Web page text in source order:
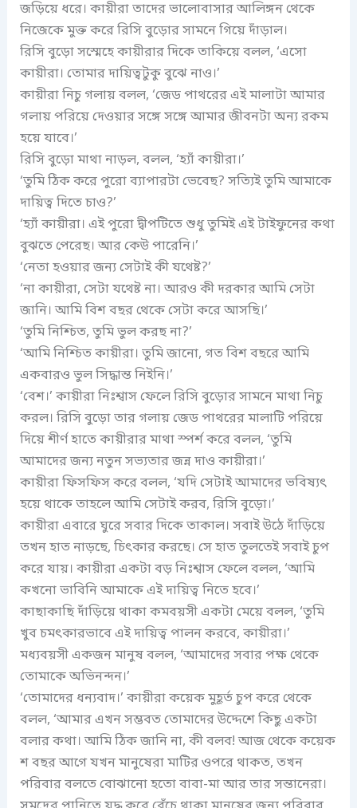
জড়িয়ে ধরে। কায়ীরা তাদের ভালোবাসার আলিঙ্গন থেকে
নিজেকে মুক্ত করে রিসি বুড়োর সামনে গিয়ে দাঁড়াল।
রিসি বুড়ো সস্মেহে কায়ীরার দিকে তাকিয়ে বলল, ‘এসো
কায়ীরা। তোমার দায়িত্বটুকু বুঝে নাও।’
কায়ীরা নিচু গলায় বলল, ‘জেড পাথরের এই মালাটা আমার
গলায় পরিয়ে দেওয়ার সঙ্গে সঙ্গে আমার জীবনটা অন্য রকম
হয়ে যাবে।’
রিসি বুড়ো মাথা নাড়ল, বলল, ‘হ্যাঁ কায়ীরা।’
‘তুমি ঠিক করে পুরো ব্যাপারটা ভেবেছ? সত্যিই তুমি আমাকে
দায়িত্ব দিতে চাও?’
‘হ্যাঁ কায়ীরা। এই পুরো দ্বীপটিতে শুধু তুমিই এই টাইফুনের কথা
বুঝতে পেরেছ। আর কেউ পারেনি।’
‘নেতা হওয়ার জন্য সেটাই কী যথেষ্ট?’
‘না কায়ীরা, সেটা যথেষ্ট না। আরও কী দরকার আমি সেটা
জানি। আমি বিশ বছর থেকে সেটা করে আসছি।’
‘তুমি নিশ্চিত, তুমি ভুল করছ না?’
‘আমি নিশ্চিত কায়ীরা। তুমি জানো, গত বিশ বছরে আমি
একবারও ভুল সিদ্ধান্ত নিইনি।’
‘বেশ।’ কায়ীরা নিঃশ্বাস ফেলে রিসি বুড়োর সামনে মাথা নিচু
করল। রিসি বুড়ো তার গলায় জেড পাথরের মালাটি পরিয়ে
দিয়ে শীর্ণ হাতে কায়ীরার মাথা স্পর্শ করে বলল, ‘তুমি
আমাদের জন্য নতুন সভ্যতার জন্ন দাও কায়ীরা।’
কায়ীরা ফিসফিস করে বলল, ‘যদি সেটাই আমাদের ভবিষ্যৎ
হয়ে থাকে তাহলে আমি সেটাই করব, রিসি বুড়ো।’
কায়ীরা এবারে ঘুরে সবার দিকে তাকাল। সবাই উঠে দাঁড়িয়ে
তখন হাত নাড়ছে, চিৎকার করছে। সে হাত তুলতেই সবাই চুপ
করে যায়। কায়ীরা একটা বড় নিঃশ্বাস ফেলে বলল, ‘আমি
কখনো ভাবিনি আমাকে এই দায়িত্ব নিতে হবে।’
কাছাকাছি দাঁড়িয়ে থাকা কমবয়সী একটা মেয়ে বলল, ‘তুমি
খুব চমৎকারভাবে এই দায়িত্ব পালন করবে, কায়ীরা।’
মধ্যবয়সী একজন মানুষ বলল, ‘আমাদের সবার পক্ষ থেকে
তোমাকে অভিনন্দন।’
‘তোমাদের ধন্যবাদ।’ কায়ীরা কয়েক মুহূর্ত চুপ করে থেকে
বলল, ‘আমার এখন সম্ভবত তোমাদের উদ্দেশে কিছু একটা
বলার কথা। আমি ঠিক জানি না, কী বলব! আজ থেকে কয়েক
শ বছর আগে যখন মানুষেরা মাটির ওপরে থাকত, তখন
পরিবার বলতে বোঝানো হতো বাবা-মা আর তার সন্তানেরা।